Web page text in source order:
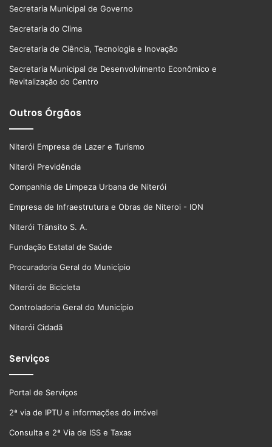
Secretaria Municipal de Governo
Secretaria do Clima
Secretaria de Ciência, Tecnologia e Inovação
Secretaria Municipal de Desenvolvimento Econômico e
Revitalização do Centro
Outros Órgãos
Niterói Empresa de Lazer e Turismo
Niterói Previdência
Companhia de Limpeza Urbana de Niterói
Empresa de Infraestrutura e Obras de Niteroi - ION
Niterói Trânsito S. A.
Fundação Estatal de Saúde
Procuradoria Geral do Município
Niterói de Bicicleta
Controladoria Geral do Município
Niterói Cidadã
Serviços
Portal de Serviços
2ª via de IPTU e informações do imóvel
Consulta e 2ª Via de ISS e Taxas